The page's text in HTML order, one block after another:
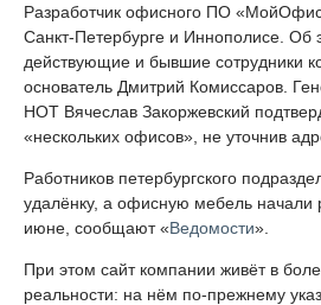
Разработчик офисного ПО
Санкт-Петербурге и Иннополисе. Об
действующие и бывшие сотрудники
основатель Дмитрий Комиссаров.
НОТ Вячеслав Закоржевский
«нескольких офисов», не уточнив
Работников петербургского
удалёнку, а офисную мебель начали
июне, сообщают «Ведомости».
При этом сайт компании живёт в
реальности: на нём по-прежнему